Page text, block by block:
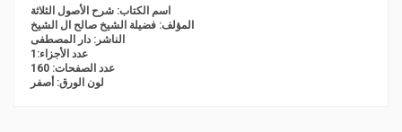
اسم الكتاب: شرح الأصول الثلاثة
المؤلف: فضيلة الشيخ صالح ال الشيخ
الناشر: دار المصطفى
عدد الأجزاء:1
عدد الصفحات: 160
لون الورق: أصفر